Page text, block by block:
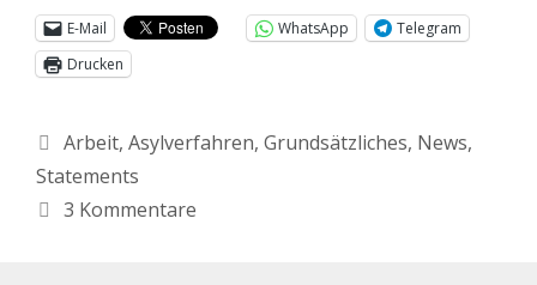
E-Mail
WhatsApp
Telegram
Drucken
Arbeit, Asylverfahren, Grundsätzliches, News,
Statements
3 Kommentare